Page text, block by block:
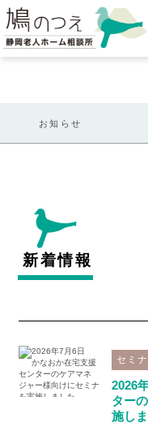
お知らせ
新着情報
セミ
2026
ター
施し